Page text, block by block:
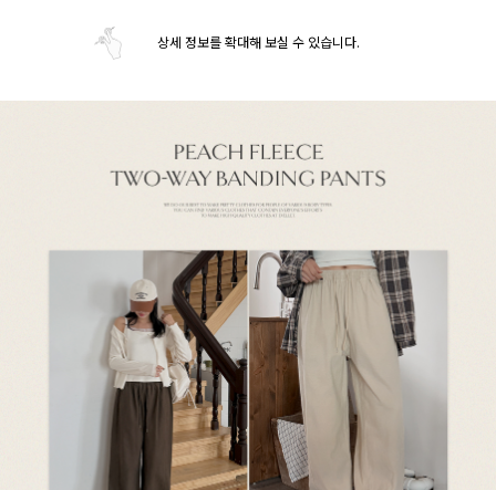
상세 정보를 확대해 보실 수 있습니다.